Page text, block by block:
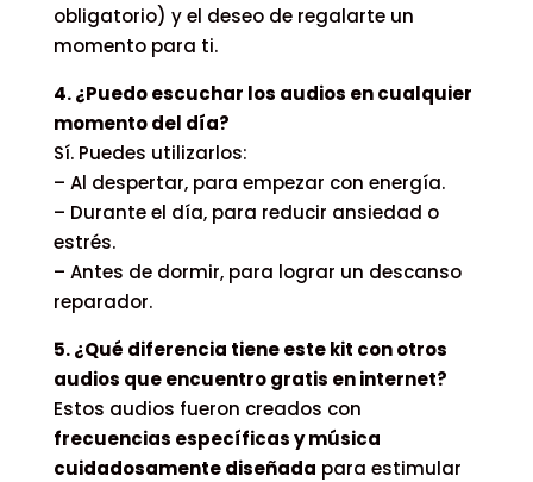
obligatorio) y el deseo de regalarte un
momento para ti.
4. ¿Puedo escuchar los audios en cualquier
momento del día?
Sí. Puedes utilizarlos:
– Al despertar, para empezar con energía.
– Durante el día, para reducir ansiedad o
estrés.
– Antes de dormir, para lograr un descanso
reparador.
5. ¿Qué diferencia tiene este kit con otros
audios que encuentro gratis en internet?
Estos audios fueron creados con
frecuencias específicas y música
cuidadosamente diseñada para estimular